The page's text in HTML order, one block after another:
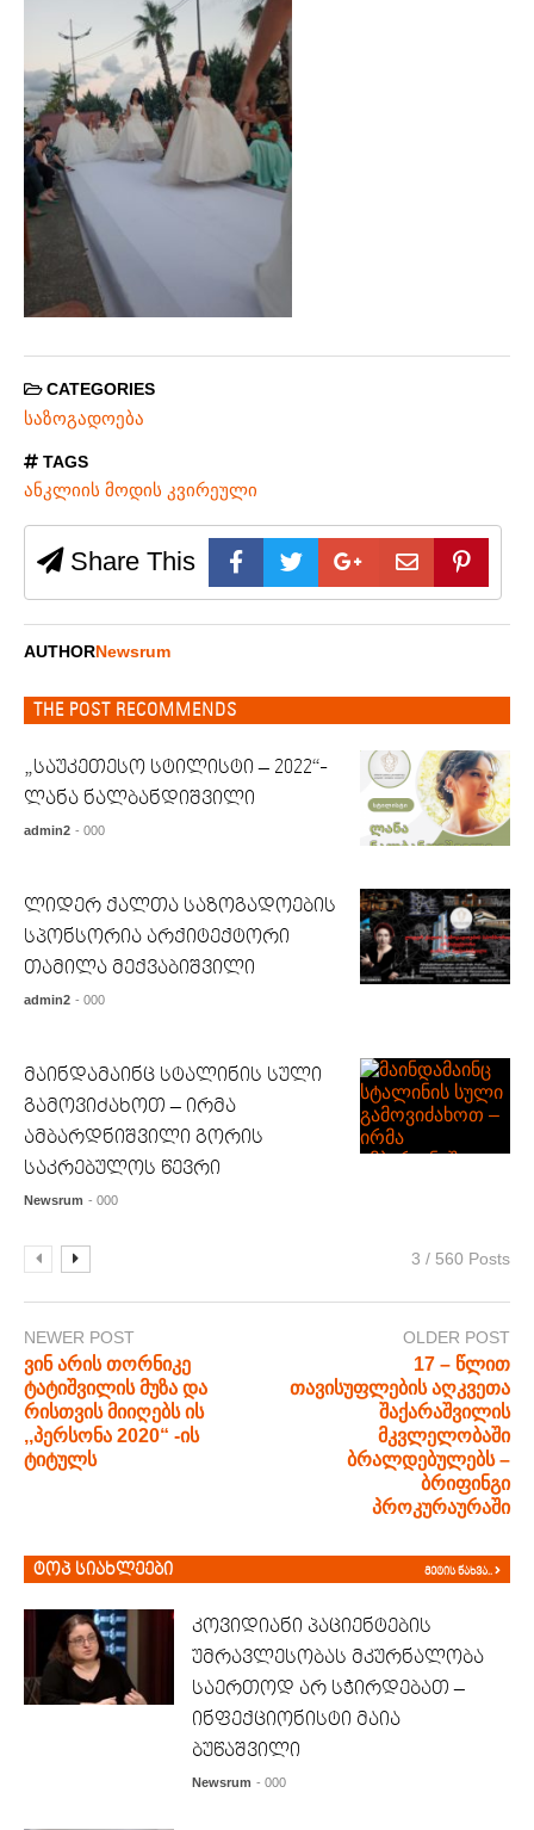
CATEGORIES
საზოგადოება
TAGS
ანკლიის მოდის კვირეული
Share This
AUTHORNewsrum
THE POST RECOMMENDS
„საუკეთესო სტილისტი – 2022“-
ლანა ნალბანდიშვილი
admin2 - 000
ლიდერ ქალთა საზოგადოების
სპონსორია არქიტექტორი
თამილა მექვაბიშვილი
admin2 - 000
მაინდამაინც სტალინის სული
გამოვიძახოთ – ირმა
ამბარდნიშვილი გორის
საკრებულოს წევრი
Newsrum - 000
3 / 560 Posts
NEWER POST
ვინ არის თორნიკე
ტატიშვილის მუზა და
რისთვის მიიღებს ის
,,პერსონა 2020“ -ის
ტიტულს
OLDER POST
17 – წლით
თავისუფლების აღკვეთა
შაქარაშვილის
მკვლელობაში
ბრალდებულებს –
ბრიფინგი
პროკურაურაში
ტოპ სიახლეები მეტის ნახვა..
კოვიდიანი პაციენტების
უმრავლესობას მკურნალობა
საერთოდ არ სჭირდებათ –
ინფექციონისტი მაია
ბუწაშვილი
Newsrum - 000